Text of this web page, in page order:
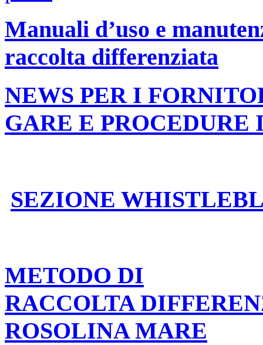
Manuali d’uso e
raccolta differenziata
NEWS PER I
GARE E PROCEDURE
SEZIONE
METODO DI
RACCOLTA
ROSOLINA MARE